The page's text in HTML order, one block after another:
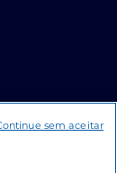
sem aceitar